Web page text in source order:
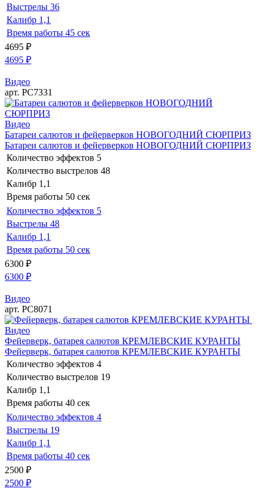
Выстрелы 36
Калибр 1,1
Время работы 45 сек
4695 ₽
4695 ₽
Видео
арт. РС7331
Видео
Батареи салютов и фейерверков НОВОГОДНИЙ СЮРПРИЗ
Батареи салютов и фейерверков НОВОГОДНИЙ СЮРПРИЗ
Количество эффектов 5
Количество выстрелов 48
Калибр 1,1
Время работы 50 сек
Количество эффектов 5
Выстрелы 48
Калибр 1,1
Время работы 50 сек
6300 ₽
6300 ₽
Видео
арт. РС8071
Видео
Фейерверк, батарея салютов КРЕМЛЕВСКИЕ КУРАНТЫ
Фейерверк, батарея салютов КРЕМЛЕВСКИЕ КУРАНТЫ
Количество эффектов 4
Количество выстрелов 19
Калибр 1,1
Время работы 40 сек
Количество эффектов 4
Выстрелы 19
Калибр 1,1
Время работы 40 сек
2500 ₽
2500 ₽